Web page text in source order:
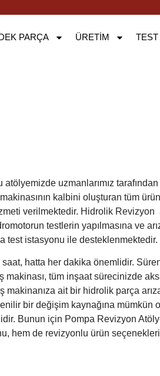
PARÇA ÜRETIM
atölyemizde uzmanlarımız
kalbini oluşturan tüm
verilmektedir. Hidrolik
testlerin yapılmasına ve
test istasyonu ile desteklenmektedir.
hatta her dakika önemlidir.
makinası, tüm inşaat sürecinizde
makinanıza ait bir hidrolik parça
bir değişim kaynağına mümkün
Bunun için Pompa Revizyon
hem de revizyonlu ürün seçenekleri